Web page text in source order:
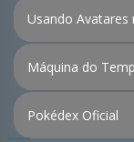
Usando Avatares
Máquina do
Pokédex Oficial